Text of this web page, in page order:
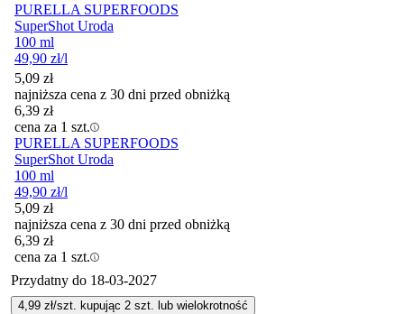
PURELLA SUPERFOODS
SuperShot Uroda
100 ml
49,90 zł/l
5,09 zł
najniższa cena z 30 dni przed obniżką
6,39 zł
cena za 1 szt.
PURELLA SUPERFOODS
SuperShot Uroda
100 ml
49,90 zł/l
5,09 zł
najniższa cena z 30 dni przed obniżką
6,39 zł
cena za 1 szt.
Przydatny do 18-03-2027
4,99 zł/szt. kupując 2 szt. lub wielokrotność